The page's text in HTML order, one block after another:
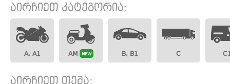
აირჩიეთ კატეგორია:
A, A1 AM NEW B, B1 C
აირჩიეთ თემა: